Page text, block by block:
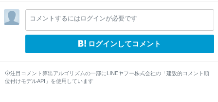
コメントするにはログインが必要です
ログインしてコメント
注目コメント算出アルゴリズムの一部にLINEヤフー株式会社の「建設的コメント順
位付けモデルAPI」を使用しています